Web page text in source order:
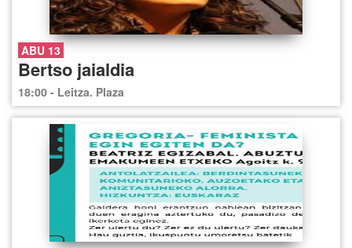
ABU 13
Bertso jaialdia
18:00 - Leitza. Plaza